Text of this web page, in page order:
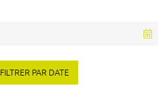
FILTRER PAR DATE